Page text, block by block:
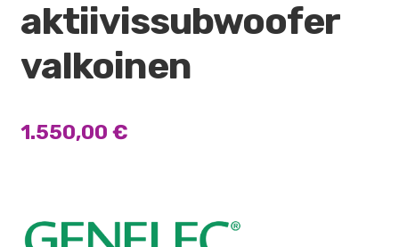
aktiivissubwoofer
valkoinen
1.550,00 €